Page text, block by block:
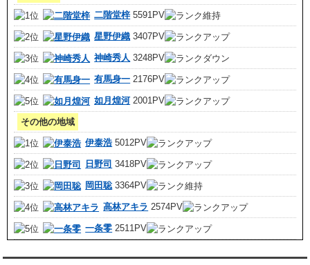
二階堂梓 5591PV
星野伊織 3407PV
神崎秀人 3248PV
有馬身一 2176PV
如月煌河2001PV
その他の地域
伊泰浩 5012PV
日野司 3418PV
岡田聡3364PV
高林アキラ 2574PV
一条零 2511PV